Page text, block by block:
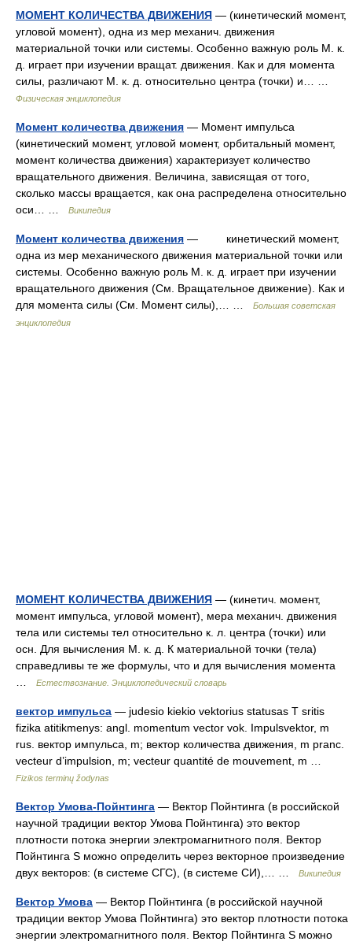
МОМЕНТ КОЛИЧЕСТВА ДВИЖЕНИЯ — (кинетический момент,
угловой момент), одна из мер механич. движения
материальной точки или системы. Особенно важную роль М. к.
д. играет при изучении вращат. движения. Как и для момента
силы, различают М. к. д. относительно центра (точки) и… …
Физическая энциклопедия
Момент количества движения — Момент импульса
(кинетический момент, угловой момент, орбитальный момент,
момент количества движения) характеризует количество
вращательного движения. Величина, зависящая от того,
сколько массы вращается, как она распределена относительно
оси… …
Википедия
Момент количества движения — кинетический момент,
одна из мер механического движения материальной точки или
системы. Особенно важную роль М. к. д. играет при изучении
вращательного движения (См. Вращательное движение). Как и
для момента силы (См. Момент силы),… …
Большая советская
энциклопедия
МОМЕНТ КОЛИЧЕСТВА ДВИЖЕНИЯ — (кинетич. момент,
момент импульса, угловой момент), мера механич. движения
тела или системы тел относительно к. л. центра (точки) или
осн. Для вычисления М. к. д. К материальной точки (тела)
справедливы те же формулы, что и для вычисления момента
Естествознание. Энциклопедический словарь
вектор импульса — judesio kiekio vektorius statusas T sritis
fizika atitikmenys: angl. momentum vector vok. Impulsvektor, m
rus. вектор импульса, m; вектор количества движения, m pranc.
vecteur d’impulsion, m; vecteur quantité de mouvement, m …
Fizikos terminų žodynas
Вектор Умова-Пойнтинга — Вектор Пойнтинга (в российской
научной традиции вектор Умова Пойнтинга) это вектор
плотности потока энергии электромагнитного поля. Вектор
Пойнтинга S можно определить через векторное произведение
двух векторов: (в системе СГС), (в системе СИ),… …
Википедия
Вектор Умова — Вектор Пойнтинга (в российской научной
традиции вектор Умова Пойнтинга) это вектор плотности потока
энергии электромагнитного поля. Вектор Пойнтинга S можно